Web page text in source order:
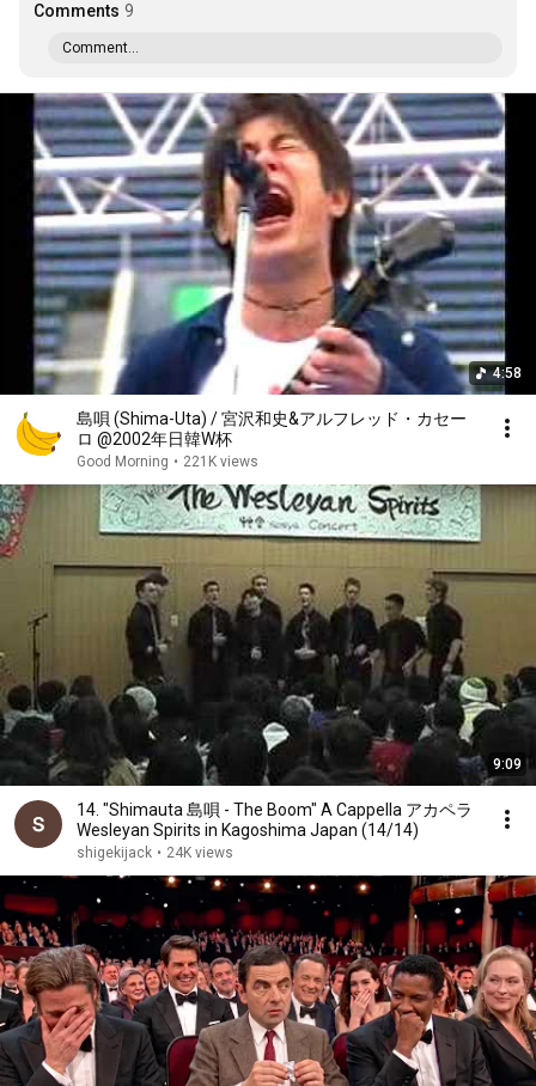
Comments 9
Comment...
4:58
島唄 (Shima-Uta) / 宮沢和史&アルフレッド・カセー
ロ @2002年日韓W杯
Good Morning • 221K views
9:09
14. "Shimauta 島唄 - The Boom" A Cappella アカペラ
Wesleyan Spirits in Kagoshima Japan (14/14)
shigekijack • 24K views